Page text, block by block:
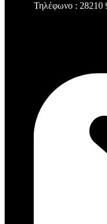
Τηλέφωνο : 28210